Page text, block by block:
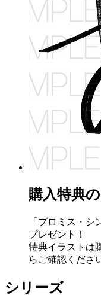
購入特典
「プロミス・
プレゼント！
特典イラストは
らご確認くださ
シリーズ